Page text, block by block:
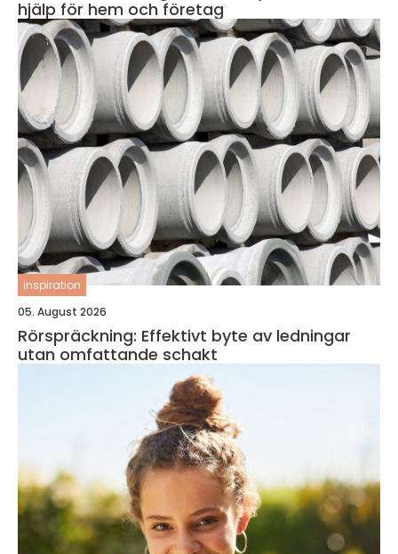
hjälp för hem och företag
inspiration
05. August 2026
Rörspräckning: Effektivt byte av ledningar
utan omfattande schakt